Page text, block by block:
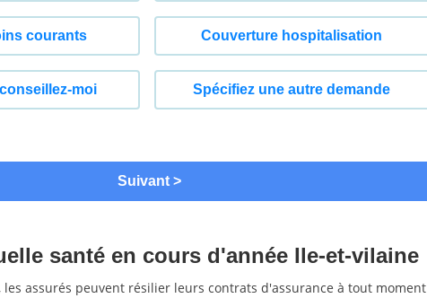
santé en cours d'année Ile-et-vilaine
les assurés peuvent résilier leurs contrats d'assurance à tout moment